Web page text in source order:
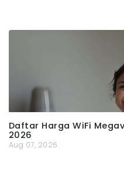
Daftar Harga WiFi
2026
Aug 07, 2026